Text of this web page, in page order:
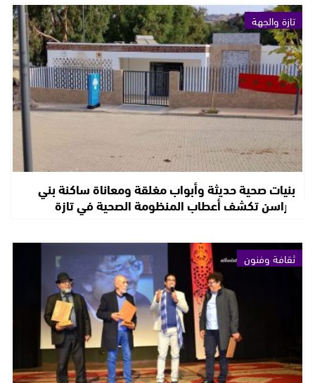
تازة والجهة
بنيات صحية حديثة وأبواب مغلقة ومعاناة ساكنة بني
فراسن تكشف أعطاب المنظومة الصحية في تازة
ثقافة وفنون